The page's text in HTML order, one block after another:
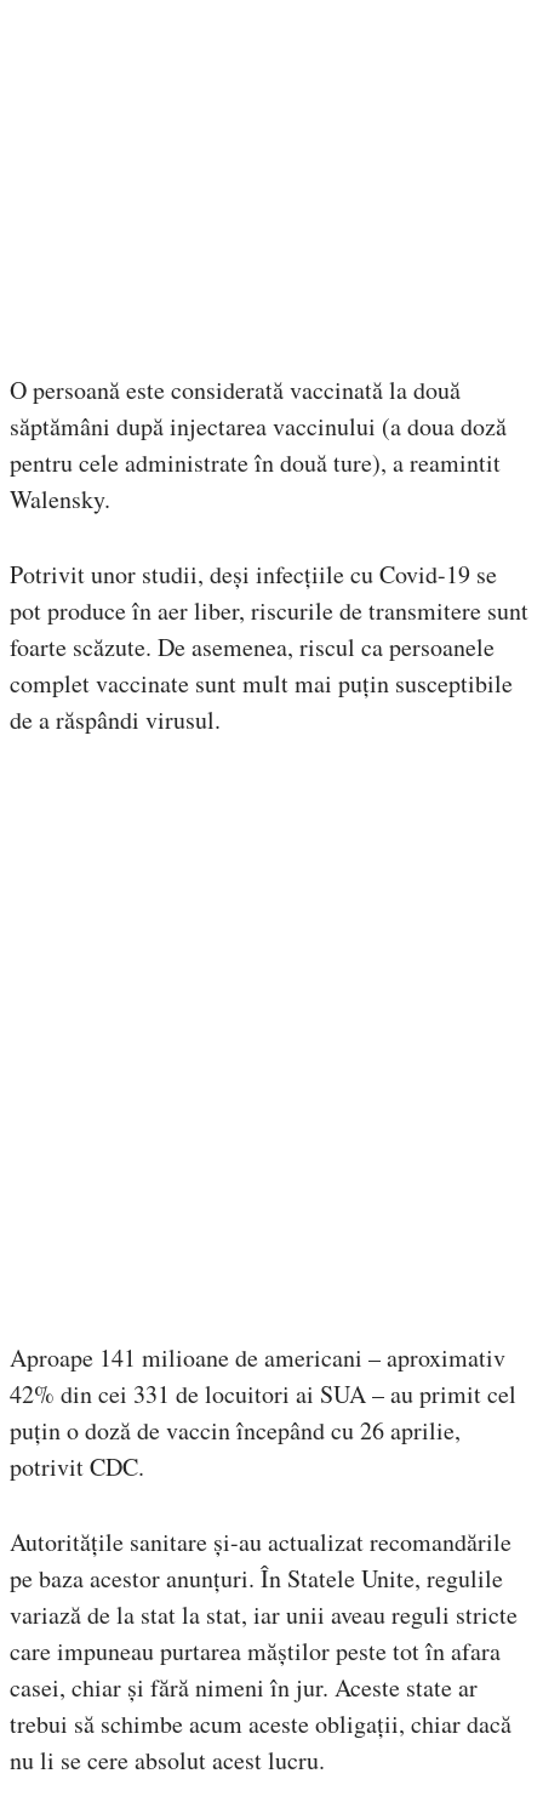
O persoană este considerată vaccinată la două
săptămâni după injectarea vaccinului (a doua doză
pentru cele administrate în două ture), a reamintit
Walensky.
Potrivit unor studii, deși infecțiile cu Covid-19 se
pot produce în aer liber, riscurile de transmitere sunt
foarte scăzute. De asemenea, riscul ca persoanele
complet vaccinate sunt mult mai puțin susceptibile
de a răspândi virusul.
Aproape 141 milioane de americani – aproximativ
42% din cei 331 de locuitori ai SUA – au primit cel
puțin o doză de vaccin începând cu 26 aprilie,
potrivit CDC.
Autoritățile sanitare și-au actualizat recomandările
pe baza acestor anunțuri. În Statele Unite, regulile
variază de la stat la stat, iar unii aveau reguli stricte
care impuneau purtarea măștilor peste tot în afara
casei, chiar și fără nimeni în jur. Aceste state ar
trebui să schimbe acum aceste obligații, chiar dacă
nu li se cere absolut acest lucru.